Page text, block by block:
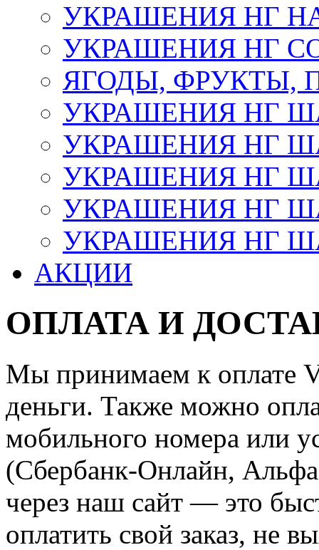
УКРАШЕНИЯ НГ
УКРАШЕНИЯ НГ
ЯГОДЫ, ФРУКТЫ,
УКРАШЕНИЯ НГ
УКРАШЕНИЯ НГ
УКРАШЕНИЯ НГ
УКРАШЕНИЯ НГ
УКРАШЕНИЯ НГ
АКЦИИ
ОПЛАТА И
Мы принимаем к оплате
деньги. Также можно
мобильного номера или
(Сбербанк-Онлайн,
через наш сайт — это
оплатить свой заказ, не